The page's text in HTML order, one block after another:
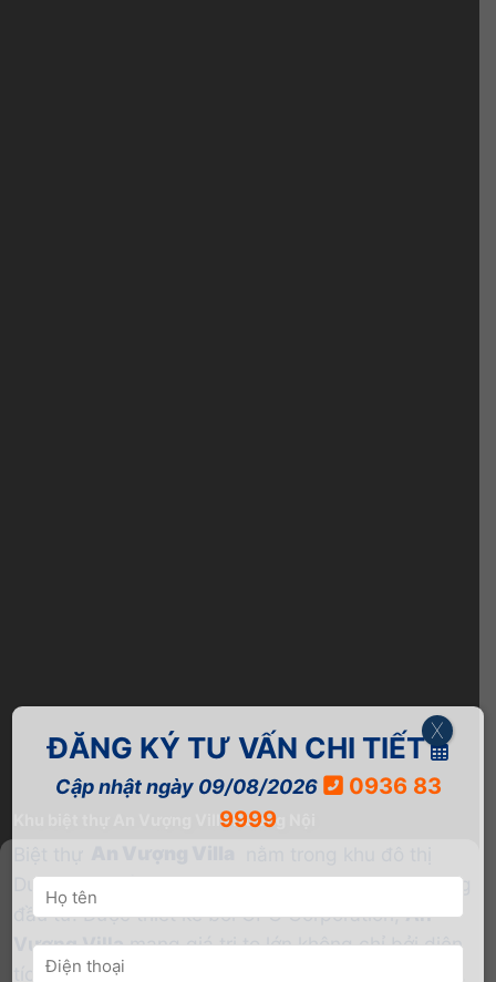
Khu biệt thự An Vượng Villa Dương Nội
Dương Nội, gồm 1.341 lô, do Tập đoàn Nam Cường
đầu tư. Được thiết kế bởi CPG Corporation,An
Vượng Villamang giá trị to lớn không chỉ bởi diện
tích và tiện ích của khu đô thị Dương Nội mang lại.
ĐĂNG KÝ TƯ VẤN CHI TIẾT
Cập nhật ngày 09/08/2026
0936 83
9999
X